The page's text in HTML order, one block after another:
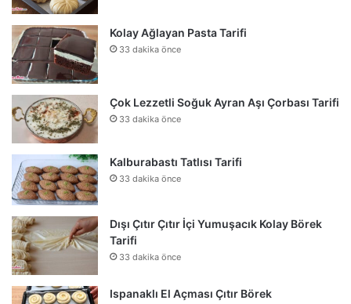
Kolay Ağlayan Pasta Tarifi
33 dakika önce
Çok Lezzetli Soğuk Ayran Aşı Çorbası Tarifi
33 dakika önce
Kalburabastı Tatlısı Tarifi
33 dakika önce
Dışı Çıtır Çıtır İçi Yumuşacık Kolay Börek
Tarifi
33 dakika önce
Ispanaklı El Açması Çıtır Börek